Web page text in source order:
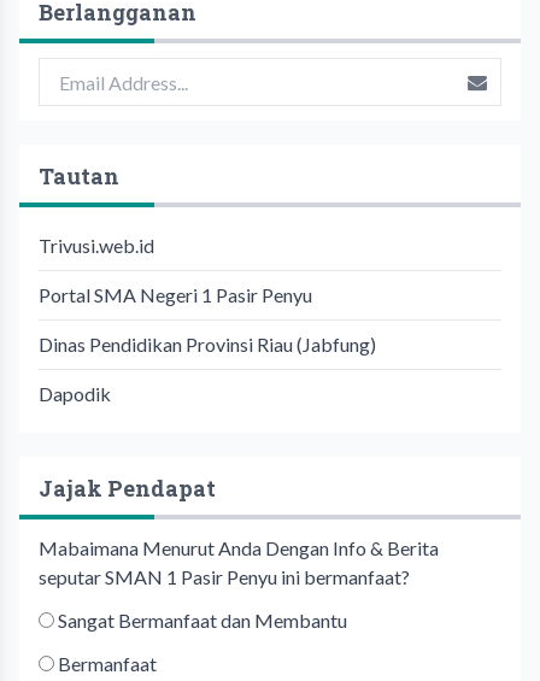
Berlangganan
Tautan
Trivusi.web.id
Portal SMA Negeri 1 Pasir Penyu
Dinas Pendidikan Provinsi Riau (Jabfung)
Dapodik
Jajak Pendapat
Mabaimana Menurut Anda Dengan Info & Berita
seputar SMAN 1 Pasir Penyu ini bermanfaat?
Sangat Bermanfaat dan Membantu
Bermanfaat